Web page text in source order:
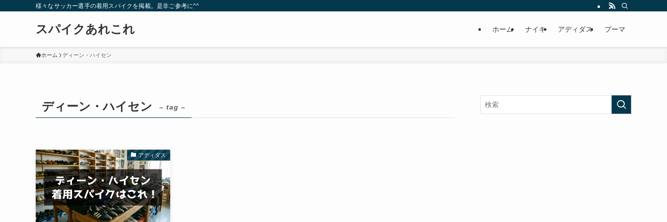
様々なサッカー選手の着用スパイクを掲載。是非ご参考に^^
スパイクあれこれ ホーム ナイキ アディダス プーマ
ホーム ディーン・ハイセン
ディーン・ハイセン – tag –
アディダス